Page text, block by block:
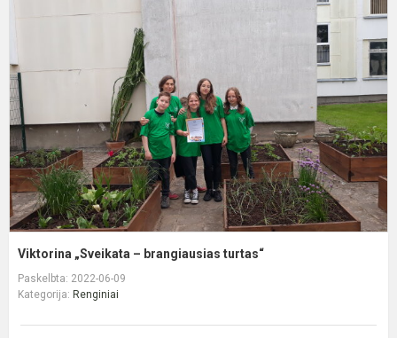
Viktorina „Sveikata – brangiausias turtas“
Paskelbta: 2022-06-09
Kategorija: Renginiai